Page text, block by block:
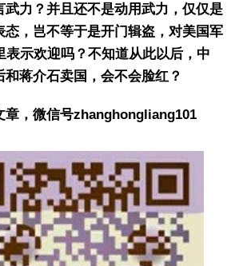
武力？并且还不是动用武力，仅仅是
态，岂不等于是开门辑盗，对美国军
表示欢迎吗？不知道从此以后，中
和蒋介石卖国，会不会脸红？
章，微信号zhanghongliang101